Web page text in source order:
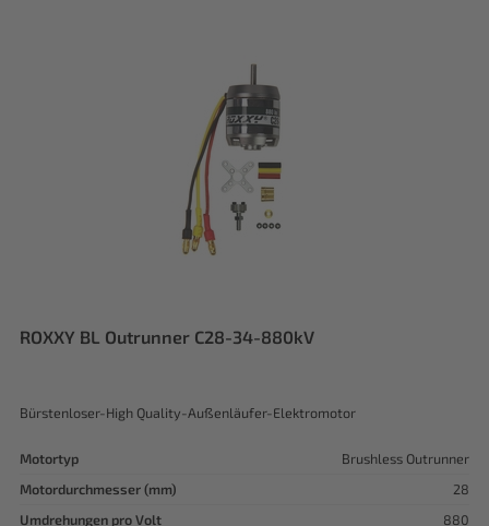
ROXXY BL Outrunner C28-34-880kV
Bürstenloser-High Quality-Außenläufer-Elektromotor
Motortyp
Brushless Outrunner
Motordurchmesser (mm)
28
Umdrehungen pro Volt
880